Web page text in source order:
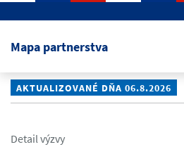
Mapa partnerstva
AKTUALIZOVANÉ DŇA 06.8.2026
Detail výzvy